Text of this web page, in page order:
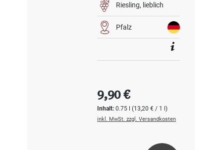
Riesling lieblich
Pfalz
Inhalt:0.75 l(13,20 € / 1 l)
Regulärer Preis:
9,90 €
inkl. MwSt. zzgl. Versandkosten